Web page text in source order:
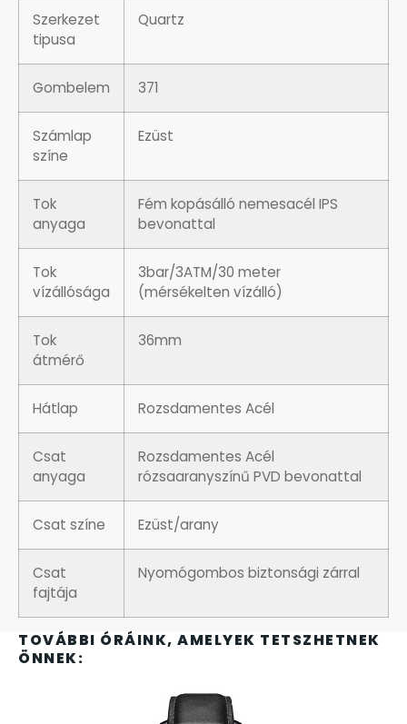
TOVÁBBI ÓRÁINK, AMELYEK TETSZHETNEK
ÖNNEK:
Szerkezet
tipusa
Quartz
Gombelem 371
Számlap
színe
Ezüst
Tok
anyaga
Fém kopásálló nemesacél IPS
bevonattal
Tok
vízállósága
3bar/3ATM/30 meter
(mérsékelten vízálló)
Tok
átmérő
36mm
Hátlap Rozsdamentes Acél
Csat
anyaga
Rozsdamentes Acél
rózsaaranyszínű PVD bevonattal
Csat színe Ezüst/arany
Csat
fajtája
Nyomógombos biztonsági zárral
ÓRATARTÓ DOBOZOK
ORIENT
POLICE
PULSAR
SANTA BARBARA
SECTOR
SEIKO
SENCOR
SERGIO TACCHINI
SLAZENGER
SZÍJAK
TIMESTAR HÁLÓZATI ÉBRESZTŐÓRÁK